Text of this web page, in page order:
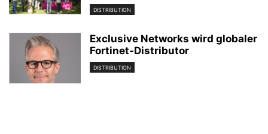
DISTRIBUTION
Exclusive Networks wird globaler
Fortinet-Distributor
DISTRIBUTION